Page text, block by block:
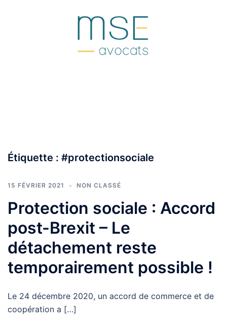
Étiquette : #protectionsociale
15 FÉVRIER 2021 NON CLASSÉ
Protection sociale : Accord
post-Brexit – Le
détachement reste
temporairement possible !
Le 24 décembre 2020, un accord de commerce et de
coopération a […]